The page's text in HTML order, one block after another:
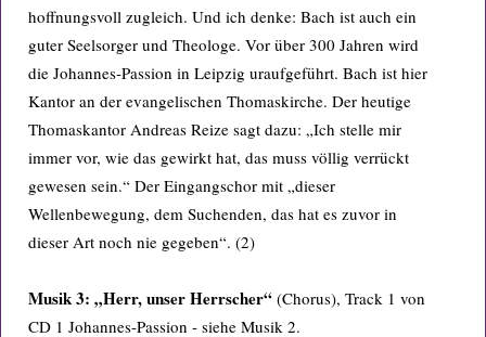
hoffnungsvoll zugleich. Und ich denke: Bach ist auch ein
guter Seelsorger und Theologe. Vor über 300 Jahren wird
die Johannes-Passion in Leipzig uraufgeführt. Bach ist hier
Kantor an der evangelischen Thomaskirche. Der heutige
Thomaskantor Andreas Reize sagt dazu: „Ich stelle mir
immer vor, wie das gewirkt hat, das muss völlig verrückt
gewesen sein.“ Der Eingangschor mit „dieser
Wellenbewegung, dem Suchenden, das hat es zuvor in
dieser Art noch nie gegeben“. (2)
Musik 3: „Herr, unser Herrscher“ (Chorus), Track 1 von
CD 1 Johannes-Passion - siehe Musik 2.